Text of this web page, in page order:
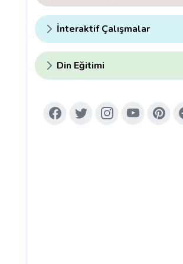
İnteraktif Çalışmalar
Din Eğitimi